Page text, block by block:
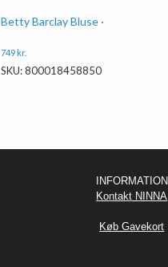
Betty Barclay Bluse ·
749kr.
SKU: 800018458850
INFORMATION
Kontakt NINNA
Køb Gavekort